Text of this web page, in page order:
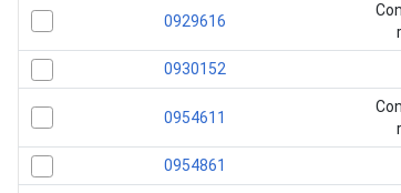
0929616
0930152
0954611
0954861